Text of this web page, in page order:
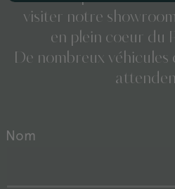
visiter notre
en plein coeur du
De nombreux
Nom